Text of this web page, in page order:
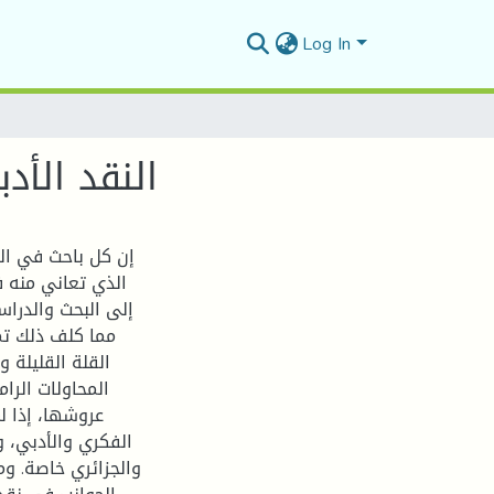
Log In
النقد
إن كل باحث في
الذي تعاني
إلى البحث
مما كلف ذلك
القلة
المحاولات
عروشها، إذا
الفكري
والجزائري